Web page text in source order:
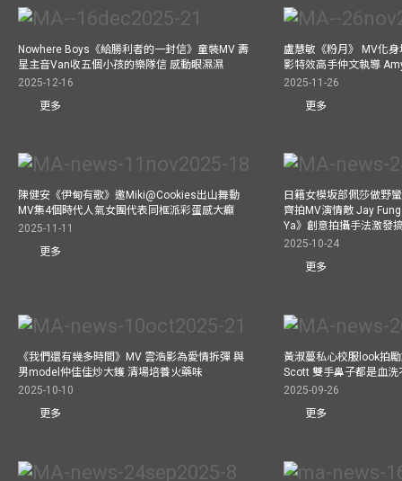
Nowhere Boys《給勝利者的一封信》童裝MV 壽
星主音Van收五個小孩的樂隊信 感動眼濕濕
2025-12-16
更多
盧慧敏《粉月》 MV化
影特效高手仲文執導
2025-11-26
更多
陳健安《伊甸有歌》邀Miki@Cookies出山舞動
MV集4個時代人氣女團代表同框派彩蛋感大癲
2025-11-11
更多
日籍女模坂部佩莎做野
齊拍MV演情敵 Jay
Ya》創意拍攝手法激發
2025-10-24
更多
《我們還有幾多時間》MV 雲浩影為愛情拆彈 與
男model仲佳佳炒大鑊 清場培養火藥味
2025-10-10
更多
黃淑蔓私心校服look拍
Scott 雙手鼻子都是血洗
2025-09-26
更多